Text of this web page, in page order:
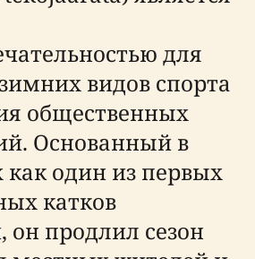
для
видов спорта
общественных
Основанный в
как один из первых
катков
продлил сезон